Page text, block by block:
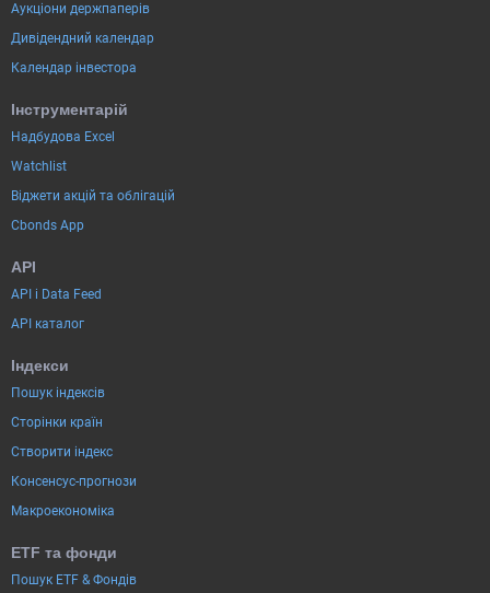
Аукціони держпаперів
Дивідендний календар
Календар інвестора
Інструментарій
Надбудова Excel
Watchlist
Віджети акцій та облігацій
Cbonds App
API
API і Data Feed
API каталог
Індекси
Пошук індексів
Сторінки країн
Створити індекс
Консенсус-прогнози
Макроекономіка
ETF та фонди
Пошук ETF & Фондів